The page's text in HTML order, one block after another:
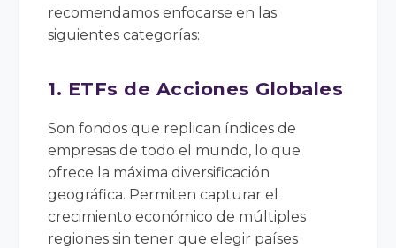
recomendamos enfocarse en las
siguientes categorías:
1. ETFs de Acciones Globales
Son fondos que replican índices de
empresas de todo el mundo, lo que
ofrece la máxima diversificación
geográfica. Permiten capturar el
crecimiento económico de múltiples
regiones sin tener que elegir países